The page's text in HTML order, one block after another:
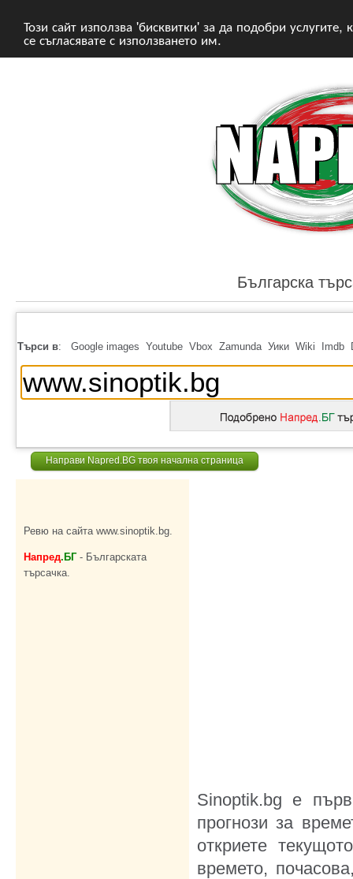
Този сайт използва 'бисквитки' за да подобри
се съгласявате с използването им.
Българска
Търси в: Google images Youtube Vbox Zamunda Уики Wiki Imdb
Направи Napred.BG твоя начална страница
Ревю на сайта www.sinoptik.bg.
Напред.БГ- Българската
търсачка.
Sinoptik.bg е
прогнози за
откриете
времето,